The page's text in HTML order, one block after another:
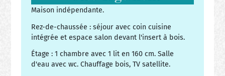
Maison indépendante.
Rez-de-chaussée : séjour avec coin cuisine
intégrée et espace salon devant l'insert à bois.
Étage : 1 chambre avec 1 lit en 160 cm. Salle
d'eau avec wc. Chauffage bois, TV satellite.